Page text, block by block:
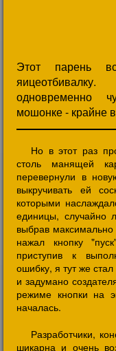
Этот парень
одновременно
мошонке - крайне
Но в этот раз
столь манящей
перевернули в
выкручивать ей
которыми
единицы, случайно
выбрав
нажал кнопку
приступив к
ошибку, я тут же
и задумано
режиме кнопки на
началась.
Разработчики,
шикарна и очень